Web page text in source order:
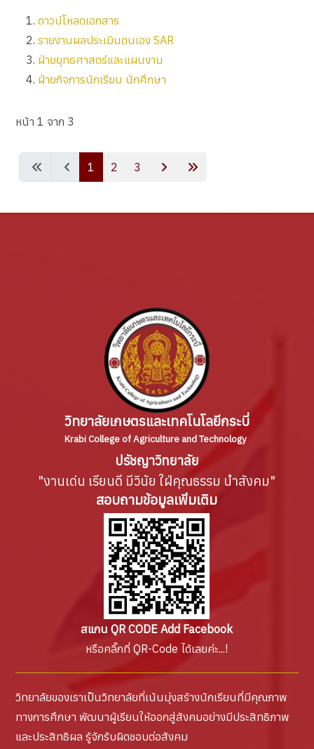
ดาวน์โหลดเอกสาร
รายงานผลประเมินตนเอง SAR
ฝ่ายยุทธศาสตร์และแผนงาน
ฝ่ายกิจการนักเรียน นักศึกษา
หน้า 1 จาก 3
1 2 3
วิทยาลัยเกษตรและเทคโนโลยีกระบี่
Krabi College of Agriculture and Technology
ปรัชญาวิทยาลัย
"งานเด่น เรียนดี มีวินัย ใฝ่คุณธรรม นำสังคม"
สอบถามข้อมูลเพิ่มเติม
สแกน QR CODE Add Facebook
หรือคลิ๊กที่ QR-Code ได้เลยค่ะ...!
วิทยาลัยของเราเป็นวิทยาลัยที่เน้นมุ่งสร้างนักเรียนที่มีคุณภาพ
ทางการศึกษา พัฒนาผู้เรียนให้ออกสู่สังคมอย่างมีประสิทธิภาพ
และประสิทธิผล รู้จักรับผิดชอบต่อสังคม